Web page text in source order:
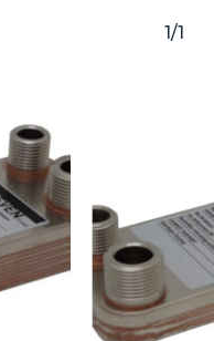
1/1